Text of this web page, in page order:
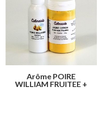
Arôme POIRE
WILLIAM FRUITEE +